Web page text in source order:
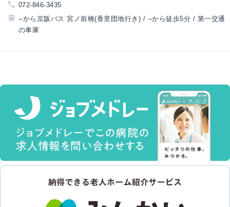
072-846-3435
--から京阪バス 宮ノ前橋(香里団地行き) / --から徒歩5分 / 第一交通
の車庫